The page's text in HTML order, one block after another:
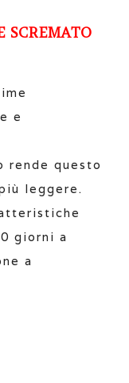
SCREMATO
e
rende questo
leggere.
giorni a
a